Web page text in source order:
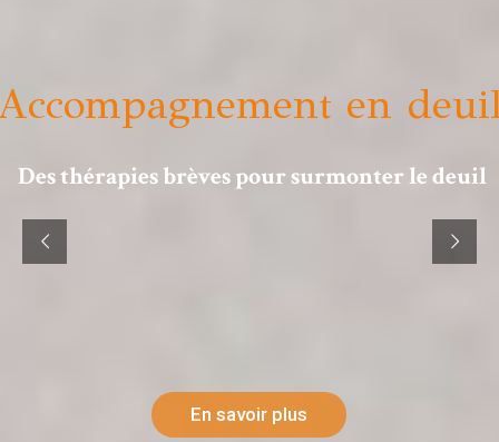
Des thérapies brèves pour surmonter le deuil
en
En savoir plus